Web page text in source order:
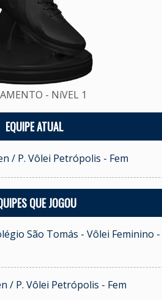
- NíVEL 1
EQUIPE ATUAL
/ P. Vôlei Petrópolis - Fem
QUE JOGOU
São Tomás - Vôlei Feminino -
/ P. Vôlei Petrópolis - Fem